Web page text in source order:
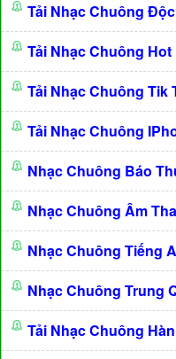
Tải Nhạc Chuông
Tải Nhạc Chuông Hot
Tải Nhạc Chuông Tik
Tải Nhạc Chuông
Nhạc Chuông Báo
Nhạc Chuông Âm
Nhạc Chuông Tiếng
Nhạc Chuông Trung
Tải Nhạc Chuông